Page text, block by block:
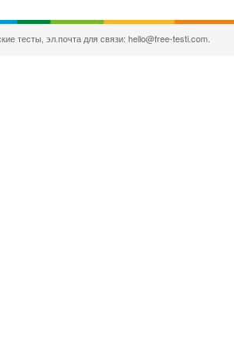
тесты, эл.почта для связи: hello@free-testi.com.